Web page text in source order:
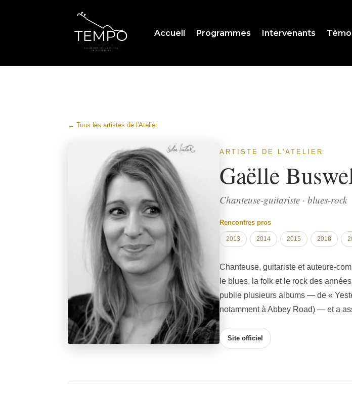
Accueil Programmes Intervenants
← Tous les artistes de l'Atelier
ARTISTE DE L'ATELIER
Gaëlle
Chanteuse-guitariste · blues-rock
Rencontres pros
2013 2014 2015 2018
Chanteuse, guitariste et auteure-
le blues, la folk et le rock des
publie plusieurs albums — de «
notamment à Abbey Road) — et a
Site officiel